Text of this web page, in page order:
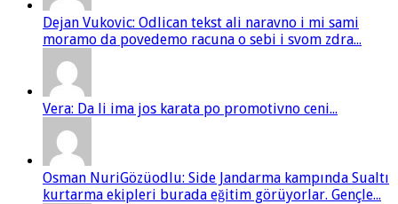
Dejan Vukovic: Odlican tekst ali naravno i mi sami
moramo da povedemo racuna o sebi i svom zdra...
Vera: Da li ima jos karata po promotivno ceni...
Osman NuriGözüodlu: Side Jandarma kampında Sualtı
kurtarma ekipleri burada eğitim görüyorlar. Gençle...